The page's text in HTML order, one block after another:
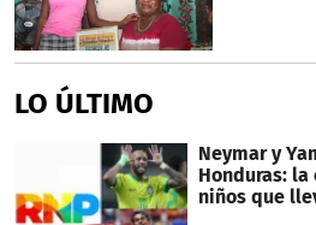
LO ÚLTIMO
Neymar y
Honduras:
niños que